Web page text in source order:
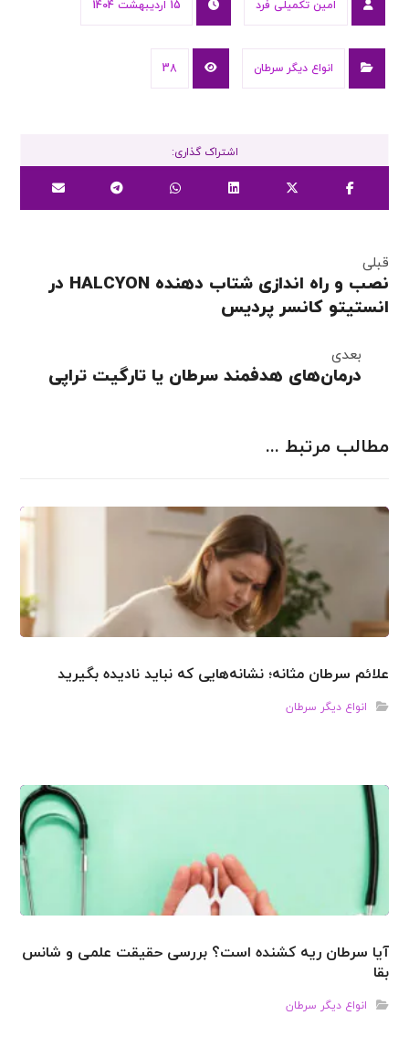
امین تکمیلی فرد 15 اردیبهشت 1404
انواع دیگر سرطان 38
قبلی
نصب و راه اندازی شتاب دهنده HALCYON در
انستیتو کانسر پردیس
بعدی
درمان‌های هدفمند سرطان یا تارگیت تراپی
مطالب مرتبط ...
علائم سرطان مثانه؛ نشانه‌هایی که نباید نادیده بگیرید
انواع دیگر سرطان
آیا سرطان ریه کشنده است؟ بررسی حقیقت علمی و شانس
بقا
انواع دیگر سرطان